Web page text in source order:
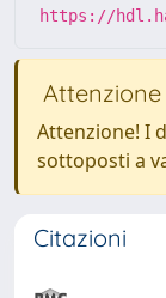
https://
Attenzione
Attenzione! I
sottoposti a
Citazioni